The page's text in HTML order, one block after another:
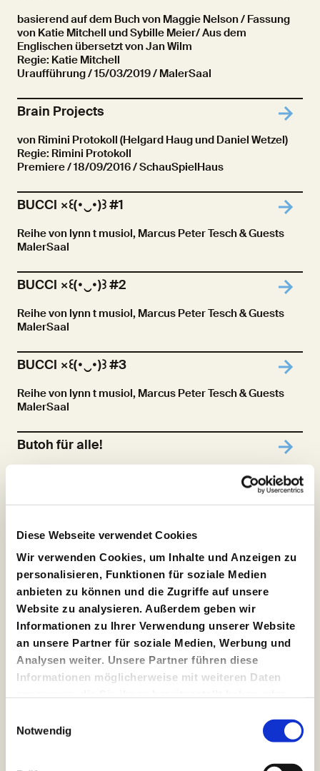
Diese Webseite verwendet Cookies
Wir verwenden Cookies, um Inhalte und Anzeigen zu
personalisieren, Funktionen für soziale Medien
anbieten zu können und die Zugriffe auf unsere
Website zu analysieren. Außerdem geben wir
Informationen zu Ihrer Verwendung unserer Website
an unsere Partner für soziale Medien, Werbung und
Analysen weiter. Unsere Partner führen diese
Informationen möglicherweise mit weiteren Daten
gesammelt haben.
Notwendig
basierend auf dem Buch von Maggie Nelson / Fassung
von Katie Mitchell und Sybille Meier/ Aus dem
Englischen übersetzt von Jan Wilm
Regie: Katie Mitchell
Uraufführung/ 15/03/2019 / MalerSaal
Brain Projects
von Rimini Protokoll (Helgard Haug und Daniel Wetzel)
Regie: Rimini Protokoll
Premiere/ 18/09/2016 / SchauSpielHaus
BUCCI ×꒰(･‿･)꒱ #1
Reihe von lynn t musiol, Marcus Peter Tesch & Guests
MalerSaal
BUCCI ×꒰(･‿･)꒱ #2
Reihe von lynn t musiol, Marcus Peter Tesch & Guests
MalerSaal
BUCCI ×꒰(･‿･)꒱ #3
Reihe von lynn t musiol, Marcus Peter Tesch & Guests
MalerSaal
Butoh für alle!
Bewegungsmeditations-Workshop und Performance
Caesar
von William Shakespeare / nach der Übersetzung von
August Wilhelm Schlegel / bearbeitet von Elisabeth
Plessen
Regie: Stefan Pucher
Hamburger Premiere/ 03/09/2022 / SchauSpielHaus
Café Populaire
von Nora Abdel-Maksoud
Regie: Sebastian Kreyer